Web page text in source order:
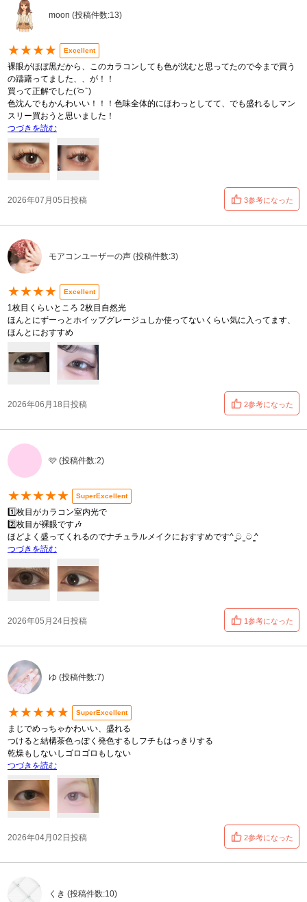
moon (投稿件数:13)
★★★★ Excellent
裸眼がほぼ黒だから、このカラコンしても色が沈むと思ってたので今まで買う
の躊躇ってました、、が！！
買って正解でした( ᷇࿀ ᷆ )
色沈んでもかんわいい！！！色味全体的にほわっとしてて、でも盛れるしマン
スリー買おうと思いました！
つづきを読む
2026年07月05日投稿 3参考になった
モアコンユーザーの声 (投稿件数:3)
★★★★ Excellent
1枚目くらいところ 2枚目自然光
ほんとにずーっとホイップグレージュしか使ってないくらい気に入ってます、
ほんとにおすすめ
2026年06月18日投稿 2参考になった
🩷 (投稿件数:2)
★★★★★ SuperExcellent
1️⃣枚目がカラコン室内光で
2️⃣枚目が裸眼です🎶
ほどよく盛ってくれるのでナチュラルメイクにおすすめです^ ̳ට ̫ ට ̳^
つづきを読む
2026年05月24日投稿 1参考になった
ゆ (投稿件数:7)
★★★★★ SuperExcellent
まじでめっちゃかわいい、盛れる
つけると結構茶色っぽく発色するしフチもはっきりする
乾燥もしないしゴロゴロもしない
つづきを読む
2026年04月02日投稿 2参考になった
くき (投稿件数:10)